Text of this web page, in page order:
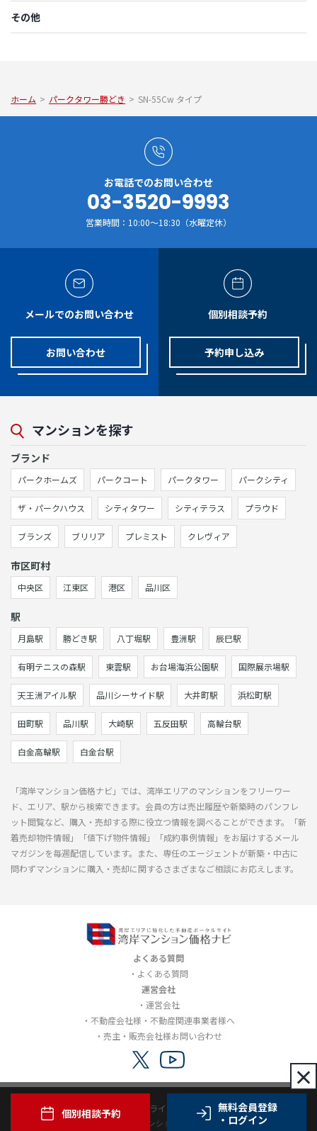
個別相談予約
無料会員登録
・ログイン
×
その他
ホーム > パークタワー勝どき > SN-55Cw タイプ
お電話でのお問い合わせ
03-3520-9993
営業時間：10:00～18:30（水曜定休）
メールでのお問い合わせ
お問い合わせ
個別相談予約
予約申し込み
マンションを探す
ブランド
パークホームズ パークコート パークタワー パークシティ
ザ・パークハウス シティタワー シティテラス プラウド
ブランズ ブリリア プレミスト クレヴィア
市区町村
中央区 江東区 港区 品川区
駅
月島駅 勝どき駅 八丁堀駅 豊洲駅 辰巳駅
有明テニスの森駅 東雲駅 お台場海浜公園駅 国際展示場駅
天王洲アイル駅 品川シーサイド駅 大井町駅 浜松町駅
田町駅 品川駅 大崎駅 五反田駅 高輪台駅
白金高輪駅 白金台駅
「湾岸マンション価格ナビ」では、湾岸エリアのマンションをフリーワー
ド、エリア、駅から検索できます。会員の方は売出履歴や新築時のパンフレ
ット閲覧など、購入・売却する際に役立つ情報を調べることができます。「新
着売却物件情報」「値下げ物件情報」「成約事例情報」をお届けするメール
マガジンを毎週配信しています。また、専任のエージェントが新築・中古に
問わずマンションに購入・売却に関するさまざまなご相談にお応えします。
よくある質問
よくある質問
運営会社
運営会社
不動産会社様・不動産関連事業者様へ
売主・販売会社様お問い合わせ
利用規約 プライバシーポリシー
Copyright© 2012-2026 湾岸マンション価格ナビ all rights reserved.